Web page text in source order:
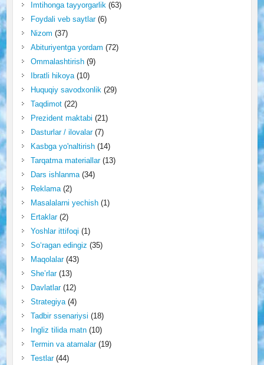
Imtihonga tayyorgarlik(63)
Foydali veb saytlar(6)
Nizom (37)
Abituriyentga yordam (72)
Ommalashtirish(9)
Ibratli hikoya(10)
Huquqiy savodxonlik(29)
Taqdimot(22)
Prezident maktabi (21)
Dasturlar / ilovalar(7)
Kasbga yo'naltirish(14)
Tarqatma materiallar(13)
Dars ishlanma(34)
Reklama(2)
Masalalarni yechish(1)
Ertaklar(2)
Yoshlar ittifoqi (1)
So‘ragan edingiz (35)
Maqolalar(43)
She’rlar(13)
Davlatlar(12)
Strategiya(4)
Tadbir ssenariysi (18)
Ingliz tilida matn(10)
Termin va atamalar(19)
Testlar(44)